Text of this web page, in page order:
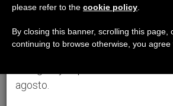
se generan menos informaciones
agosto.
please refer to the cookie policy
By closing this banner, scrolling this page,
continuing to browse otherwise, you agree